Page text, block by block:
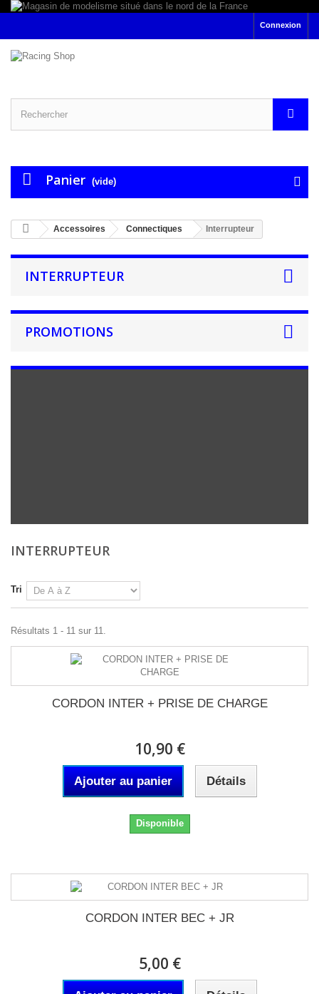
Connexion
Panier (vide)
Accessoires Connectiques Interrupteur
INTERRUPTEUR
PROMOTIONS
INTERRUPTEUR
Tri
Résultats 1 - 11 sur 11.
CORDON INTER + PRISE DE CHARGE
10,90 €
Ajouter au panier Détails
Disponible
CORDON INTER BEC + JR
5,00 €